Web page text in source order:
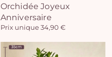
Orchidée Joyeux
Anniversaire
Prix unique 34,90 €